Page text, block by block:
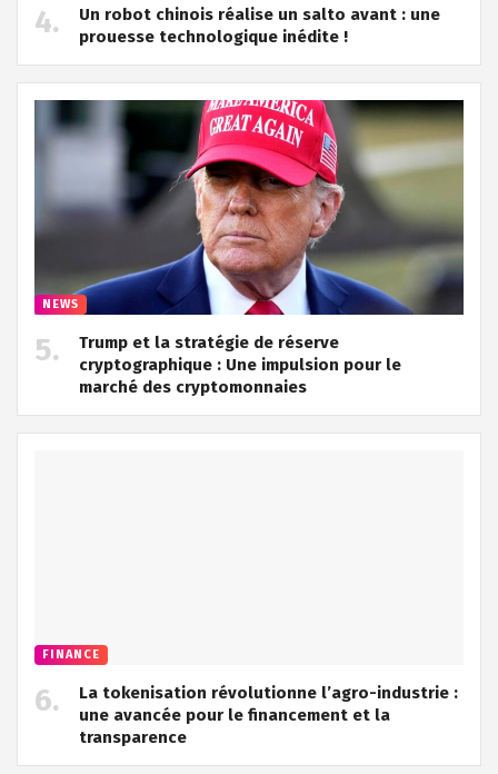
Un robot chinois réalise un salto avant : une
prouesse technologique inédite !
NEWS
Trump et la stratégie de réserve
cryptographique : Une impulsion pour le
marché des cryptomonnaies
FINANCE
La tokenisation révolutionne l’agro-industrie :
une avancée pour le financement et la
transparence